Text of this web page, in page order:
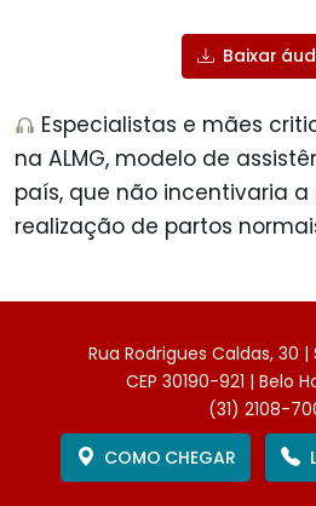
Baixar
Especialistas e mães
na ALMG, modelo de
país, que não incentivaria
realização de partos
Rua Rodrigues Caldas, 30
CEP 30190-921 | Belo
(31) 2108-
COMO CHEGAR